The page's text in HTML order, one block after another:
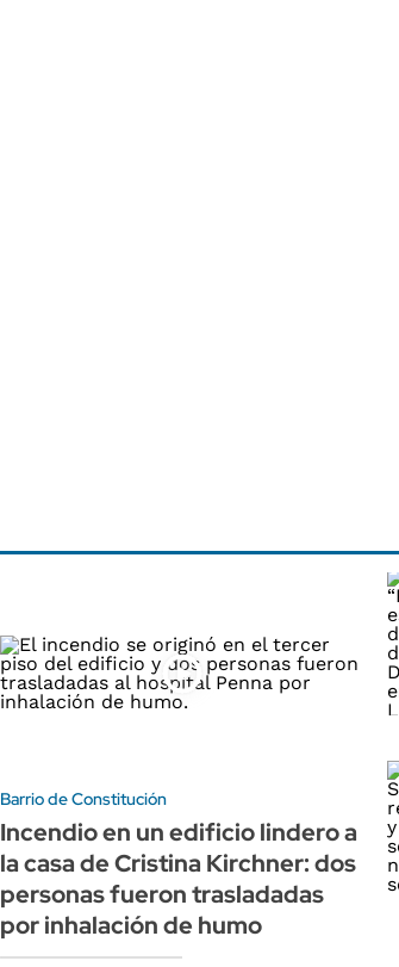
Barrio de Constitución
Incendio en un edificio lindero a
la casa de Cristina Kirchner: dos
personas fueron trasladadas
por inhalación de humo